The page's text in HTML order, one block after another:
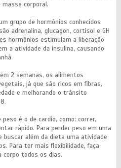
massa corporal.
grupo de hormônios conhecidos
adrenalina, glucagon, cortisol e GH
hormônios estimulam a liberação
a atividade da insulina, causando
2 semanas, os alimentos
já que são ricos em fibras,
e melhorando o trânsito
peso é o de cardio, como: correr,
rápido. Para perder peso em uma
buscar além da dieta uma atividade
Para ter mais flexibilidade, faça
corpo todos os dias.